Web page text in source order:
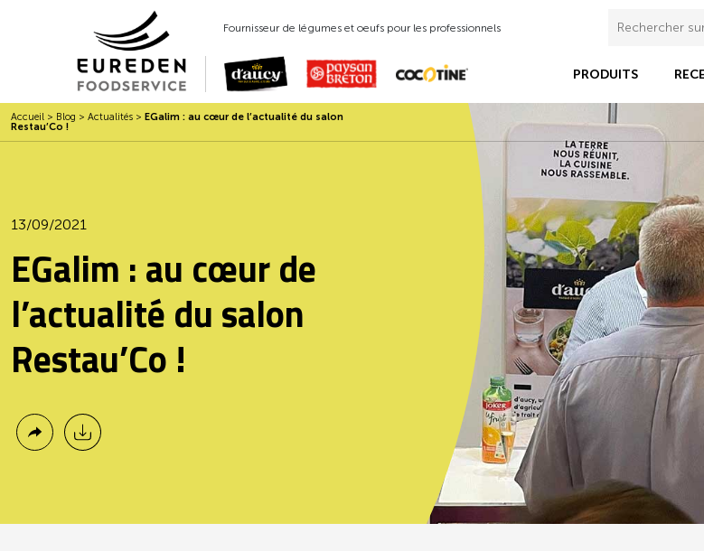
Fournisseur de légumes et oeufs pour les professionnels
PRODUITS
Accueil > Blog > Actualités > EGalim : au cœur de l’actualité du salon
Restau’Co !
13/09/2021
EGalim : au cœur de
l’actualité du salon
Restau’Co !